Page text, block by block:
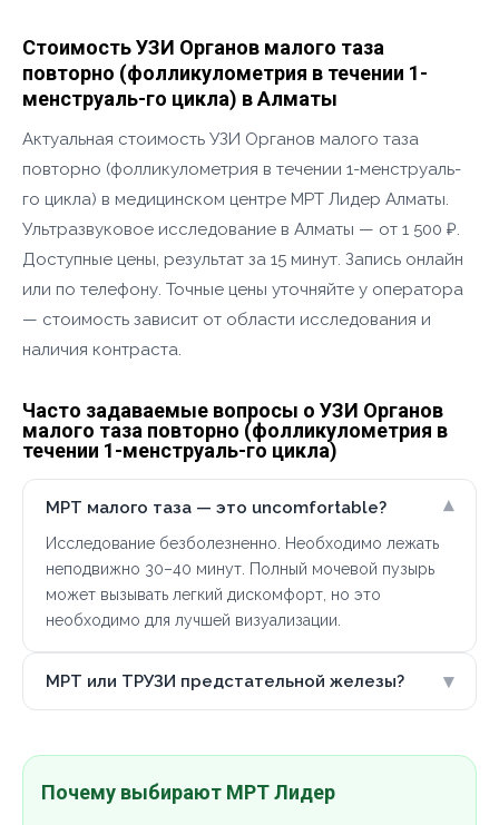
Стоимость УЗИ Органов малого таза
повторно (фолликулометрия в течении 1-
менструаль-го цикла) в Алматы
Актуальная стоимость УЗИ Органов малого таза
повторно (фолликулометрия в течении 1-менструаль-
го цикла) в медицинском центре МРТ Лидер Алматы.
Ультразвуковое исследование в Алматы — от 1 500 ₽.
Доступные цены, результат за 15 минут. Запись онлайн
или по телефону. Точные цены уточняйте у оператора
— стоимость зависит от области исследования и
наличия контраста.
Часто задаваемые вопросы о УЗИ Органов
малого таза повторно (фолликулометрия в
течении 1-менструаль-го цикла)
МРТ малого таза — это uncomfortable? ▾
Исследование безболезненно. Необходимо лежать
неподвижно 30–40 минут. Полный мочевой пузырь
может вызывать легкий дискомфорт, но это
необходимо для лучшей визуализации.
МРТ или ТРУЗИ предстательной железы? ▾
Почему выбирают МРТ Лидер